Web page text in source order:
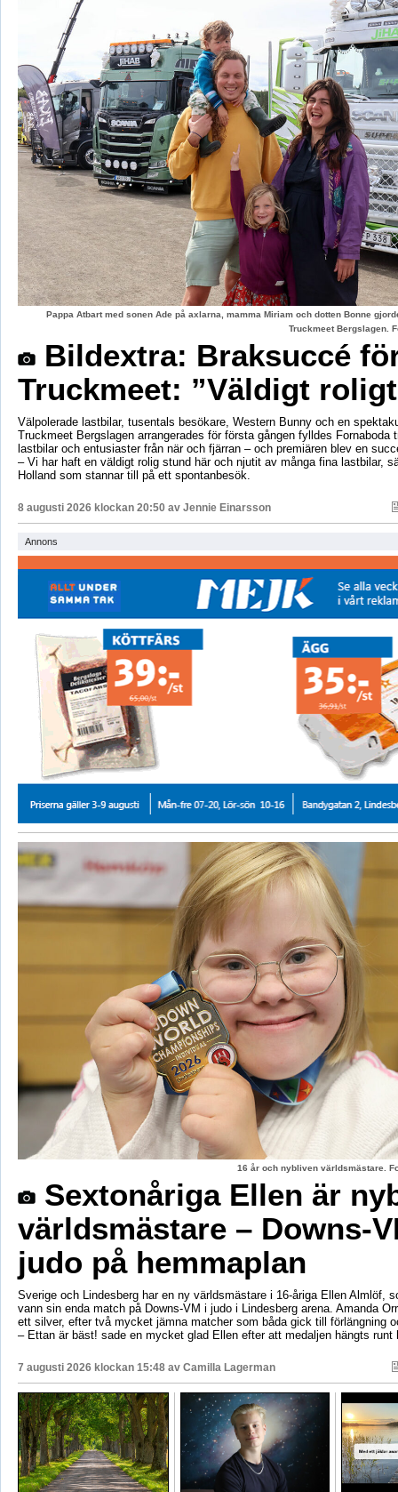
Pappa Atbart med sonen Ade på axlarna, mamma Miriam och dotten Bonne
Truckmeet Bergslagen.
Bildextra: Braksuccé
Truckmeet: ”Väldigt
Välpolerade lastbilar, tusentals besökare, Western Bunny och en
Truckmeet Bergslagen arrangerades för första gången fylldes Fornaboda
lastbilar och entusiaster från när och fjärran – och premiären blev en
– Vi har haft en väldigt rolig stund här och njutit av många fina lastbilar,
Holland som stannar till på ett spontanbesök.
8 augusti 2026 klockan 20:50 av Jennie Einarsson
Annons
16 år och nybliven världsmästare.
Sextonåriga Ellen är
världsmästare – Downs-
judo på hemmaplan
Sverige och Lindesberg har en ny världsmästare i 16-åriga Ellen Almlöf,
vann sin enda match på Downs-VM i judo i Lindesberg arena. Amanda
ett silver, efter två mycket jämna matcher som båda gick till förlängning
– Ettan är bäst! sade en mycket glad Ellen efter att medaljen hängts runt
7 augusti 2026 klockan 15:48 av Camilla Lagerman